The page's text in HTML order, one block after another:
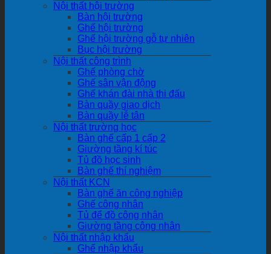
Nội thất hội trường
Bàn hội trường
Ghế hội trường
Ghế hội trường gỗ tự nhiên
Bục hội trường
Nội thất công trình
Ghế phòng chờ
Ghế sân vận động
Ghế khán đài nhà thi đấu
Bàn quầy giao dịch
Bàn quầy lễ tân
Nội thất trường học
Bàn ghế cấp 1 cấp 2
Giường tầng kí túc
Tủ đồ học sinh
Bàn ghế thí nghiệm
Nội thất KCN
Bàn ghế ăn công nghiệp
Ghế công nhân
Tủ để đồ công nhân
Giường tầng công nhân
Nội thất nhập khẩu
Ghế nhập khẩu